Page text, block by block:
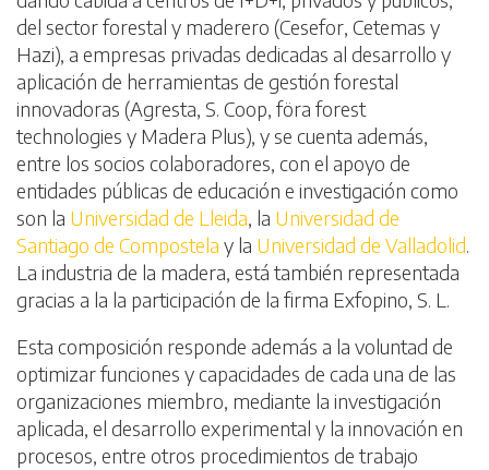
del sector forestal y maderero (Cesefor, Cetemas y
Hazi), a empresas privadas dedicadas al desarrollo y
aplicación de herramientas de gestión forestal
innovadoras (Agresta, S. Coop, föra forest
technologies y Madera Plus), y se cuenta además,
entre los socios colaboradores, con el apoyo de
entidades públicas de educación e investigación como
son la Universidad de Lleida , la Universidad de
Santiago de Compostela y la Universidad de Valladolid
La industria de la madera, está también representada
gracias a la la participación de la firma Exfopino, S. L.
Esta composición responde además a la voluntad de
optimizar funciones y capacidades de cada una de las
organizaciones miembro, mediante la investigación
aplicada, el desarrollo experimental y la innovación en
procesos, entre otros procedimientos de trabajo